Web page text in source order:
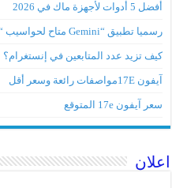
أفضل 5 أدوات لأجهزة ماك في 2026
رسميا تطبيق “Gemini متاح لحواسيب “ماك”
كيف تزيد عدد المتابعين في إنستغرام؟
آيفون 17Eمواصفات رائعة وسعر أقل
سعر آيفون 17e المتوقع
اعلان